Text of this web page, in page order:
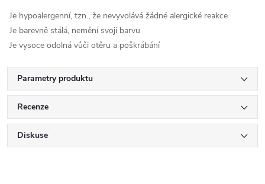
Je hypoalergenní, tzn., že nevyvolává žádné alergické reakce
Je barevně stálá, nemění svoji barvu
Je vysoce odolná vůči otěru a poškrábání
Parametry produktu
Recenze
Diskuse